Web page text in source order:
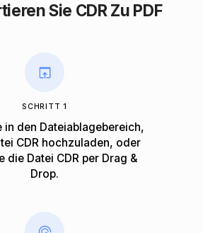
Sie CDR Zu PDF
SCHRITT 1
in den Dateiablagebereich,
CDR hochzuladen, oder
die Datei CDR per Drag &
Drop.